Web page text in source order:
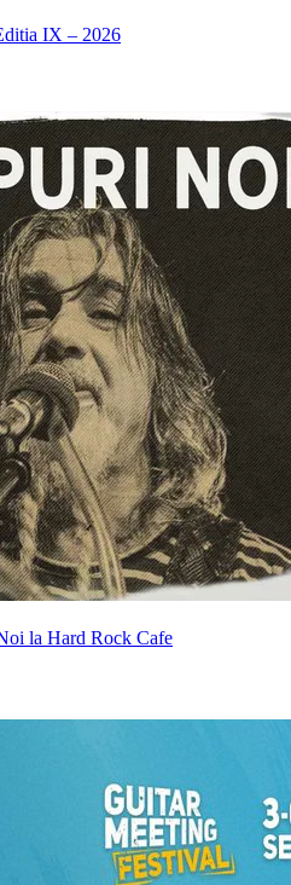
IX – 2026
la Hard Rock Cafe